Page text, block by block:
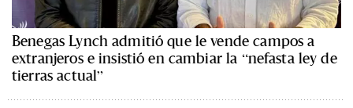
Benegas Lynch admitió que le vende campos a
extranjeros e insistió en cambiar la “nefasta ley de
tierras actual”